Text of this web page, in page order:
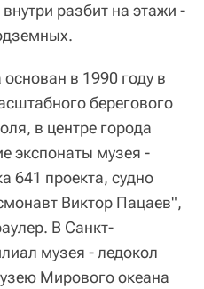
разбит на этажи -
в 1990 году в
берегового
в центре города
экспонаты музея -
641 проекта, судно
Виктор Пацаев",
В Санкт-
музея - ледокол
Мирового океана